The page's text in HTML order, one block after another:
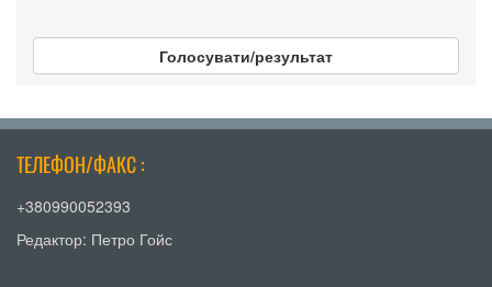
Голосувати/результат
ТЕЛЕФОН/ФАКС :
+380990052393
Редактор: Петро Гойс